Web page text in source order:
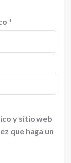
*
y sitio web
que haga un